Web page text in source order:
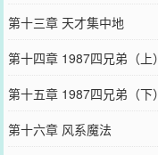
第十三章 天才集中地
第十四章 1987四兄弟（上）
第十五章 1987四兄弟（下）
第十六章 风系魔法